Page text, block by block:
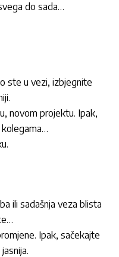
do sada…
ste u vezi, izbjegnite
novom projektu. Ipak,
kolegama…
ili sadašnja veza blista
Ipak, sačekajte